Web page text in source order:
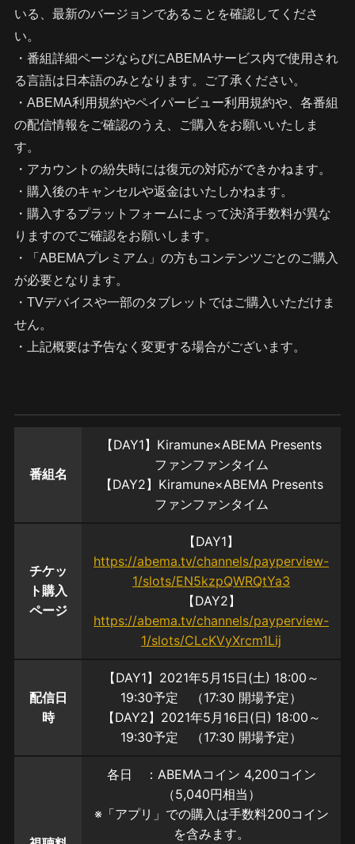
いる、最新のバージョンであることを確認してくださ
い。
・番組詳細ページならびにABEMAサービス内で使用され
る言語は日本語のみとなります。ご了承ください。
・ABEMA利用規約やペイパービュー利用規約や、各番組
の配信情報をご確認のうえ、ご購入をお願いいたしま
す。
・アカウントの紛失時には復元の対応ができかねます。
・購入後のキャンセルや返金はいたしかねます。
・購入するプラットフォームによって決済手数料が異な
りますのでご確認をお願いします。
・「ABEMAプレミアム」の方もコンテンツごとのご購入
が必要となります。
・TVデバイスや一部のタブレットではご購入いただけま
せん。
・上記概要は予告なく変更する場合がございます。